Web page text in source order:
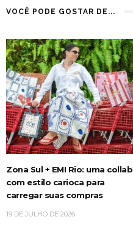
VOCÊ PODE GOSTAR DE...
Zona Sul + EMI Rio: uma collab
com estilo carioca para
carregar suas compras
19 DE JULHO DE 2026